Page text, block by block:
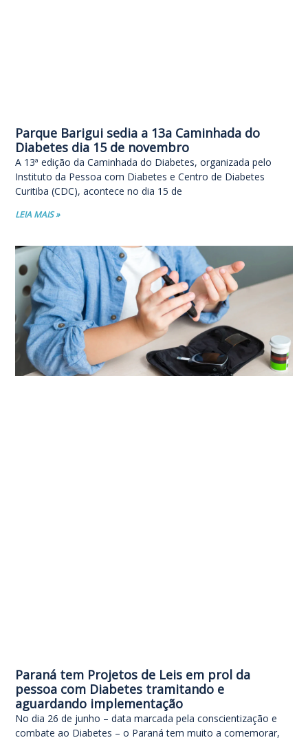
Parque Barigui sedia a 13a Caminhada do
Diabetes dia 15 de novembro
A 13ª edição da Caminhada do Diabetes, organizada pelo
Instituto da Pessoa com Diabetes e Centro de Diabetes
Curitiba (CDC), acontece no dia 15 de
LEIA MAIS »
Paraná tem Projetos de Leis em prol da
pessoa com Diabetes tramitando e
aguardando implementação
No dia 26 de junho – data marcada pela conscientização e
combate ao Diabetes – o Paraná tem muito a comemorar,